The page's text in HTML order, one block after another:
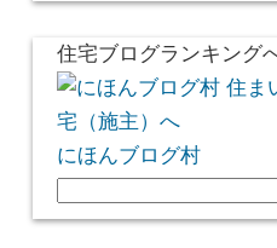
住宅ブログランキング
にほんブログ村
索: